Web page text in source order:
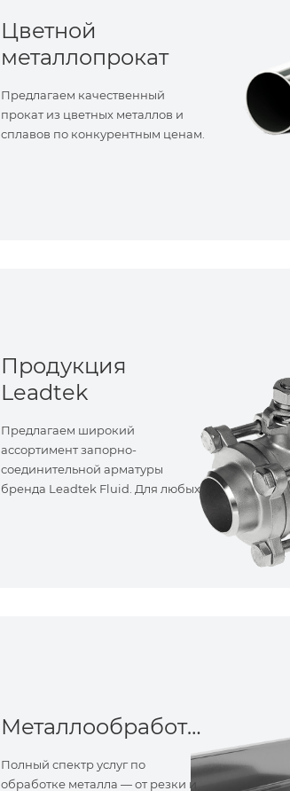
Цветной
металлопрокат
Предлагаем качественный
прокат из цветных металлов и
сплавов по конкурентным ценам.
Продукция
Leadtek
Предлагаем широкий
ассортимент запорно-
соединительной арматуры
бренда Leadtek Fluid. Для любых
Металлообработка
Полный спектр услуг по
обработке металла — от резки и